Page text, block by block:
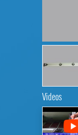
Videos